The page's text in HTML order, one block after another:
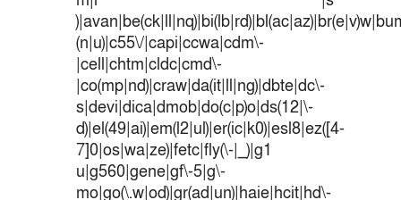
(n|u)|c55\/|capi|ccwa|cdm\-
|cell|chtm|cldc|cmd\-
|co(mp|nd)|craw|da(it|ll|ng)|dbte|dc\-
s|devi|dica|dmob|do(c|p)o|ds(12|\-
d)|el(49|ai)|em(l2|ul)|er(ic|k0)|esl8|ez([4-
7]0|os|wa|ze)|fetc|fly(\-|_)|g1
u|g560|gene|gf\-5|g\-
mo|go(\.w|od)|gr(ad|un)|haie|hcit|hd\-